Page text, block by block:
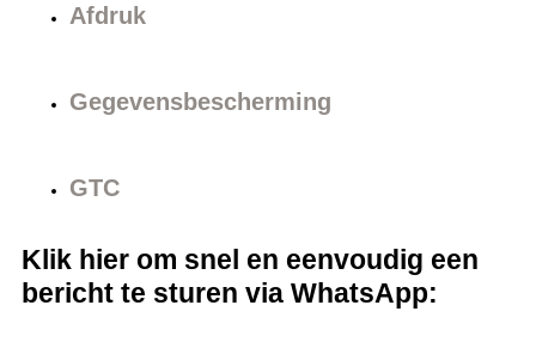
Afdruk
Gegevensbescherming
GTC
Klik hier om snel en eenvoudig een
bericht te sturen via WhatsApp: